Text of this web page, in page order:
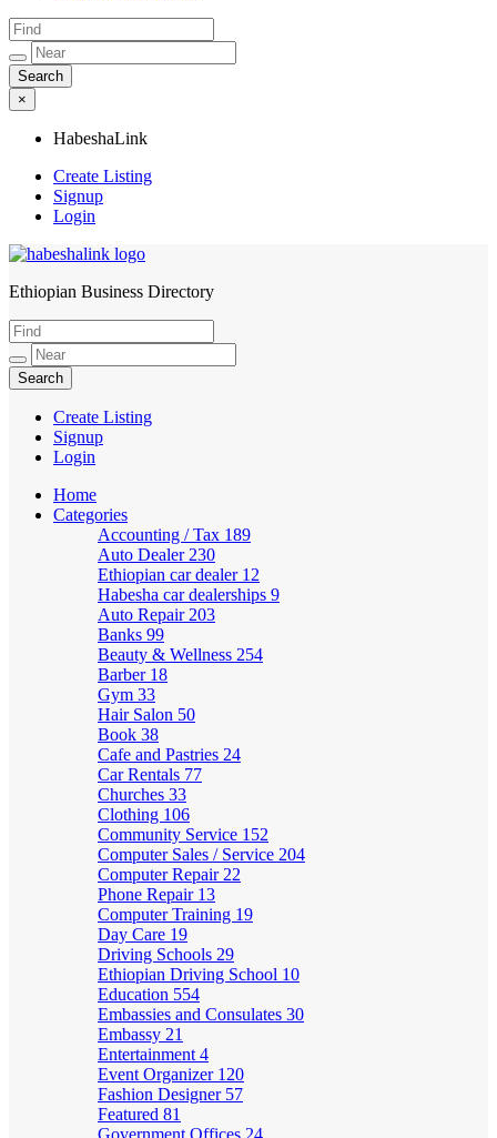
×
HabeshaLink
Create Listing
Signup
Login
HabeshaLink
Ethiopian Business Directory
Create Listing
Signup
Login
Home
Categories
Accounting / Tax 189
Auto Dealer 230
Ethiopian car dealer 12
Habesha car dealerships 9
Auto Repair 203
Banks 99
Beauty & Wellness 254
Barber 18
Gym 33
Hair Salon 50
Book 38
Cafe and Pastries 24
Car Rentals 77
Churches 33
Clothing 106
Community Service 152
Computer Sales / Service 204
Computer Repair 22
Phone Repair 13
Computer Training 19
Day Care 19
Driving Schools 29
Ethiopian Driving School 10
Education 554
Embassies and Consulates 30
Embassy 21
Entertainment 4
Event Organizer 120
Fashion Designer 57
Featured 81
Government Offices 24